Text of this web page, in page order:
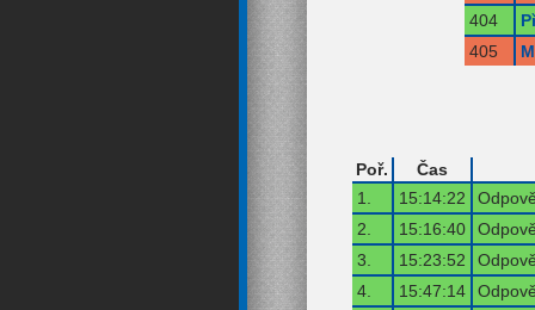
404
405
Poř.
Čas
1.
15:14:22
2.
15:16:40
3.
15:23:52
4.
15:47:14